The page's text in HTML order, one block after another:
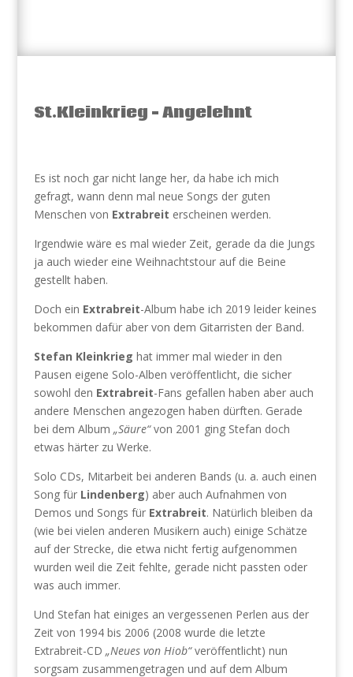
St.Kleinkrieg – Angelehnt
Es ist noch gar nicht lange her, da habe ich mich
gefragt, wann denn mal neue Songs der guten
Menschen von Extrabreit erscheinen werden.
Irgendwie wäre es mal wieder Zeit, gerade da die Jungs
ja auch wieder eine Weihnachtstour auf die Beine
gestellt haben.
Doch ein Extrabreit-Album habe ich 2019 leider keines
bekommen dafür aber von dem Gitarristen der Band.
Stefan Kleinkrieg hat immer mal wieder in den
Pausen eigene Solo-Alben veröffentlicht, die sicher
sowohl den Extrabreit-Fans gefallen haben aber auch
andere Menschen angezogen haben dürften. Gerade
bei dem Album „Säure“von 2001 ging Stefan doch
etwas härter zu Werke.
Solo CDs, Mitarbeit bei anderen Bands (u. a. auch einen
Song für Lindenberg) aber auch Aufnahmen von
Demos und Songs für Extrabreit. Natürlich bleiben da
(wie bei vielen anderen Musikern auch) einige Schätze
auf der Strecke, die etwa nicht fertig aufgenommen
wurden weil die Zeit fehlte, gerade nicht passten oder
was auch immer.
Und Stefan hat einiges an vergessenen Perlen aus der
Zeit von 1994 bis 2006 (2008 wurde die letzte
Extrabreit-CD „Neues von Hiob“veröffentlicht) nun
sorgsam zusammengetragen und auf dem Album